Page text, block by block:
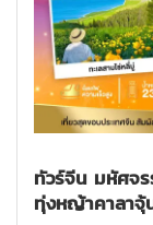
ทัวร์จีน มหัศจร
ทุ่งหญ้าคาลาจุ้